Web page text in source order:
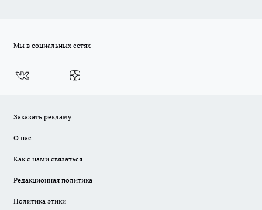
Мы в социальных сетях
Заказать рекламу
О нас
Как с нами связаться
Редакционная политика
Политика этики